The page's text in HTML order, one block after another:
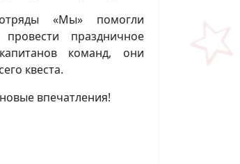
«Мы» помогли
праздничное
команд, они
квеста.
впечатления!